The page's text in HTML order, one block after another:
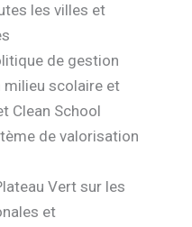
les villes et
de gestion
scolaire et
Clean School
de valorisation
Vert sur les
et